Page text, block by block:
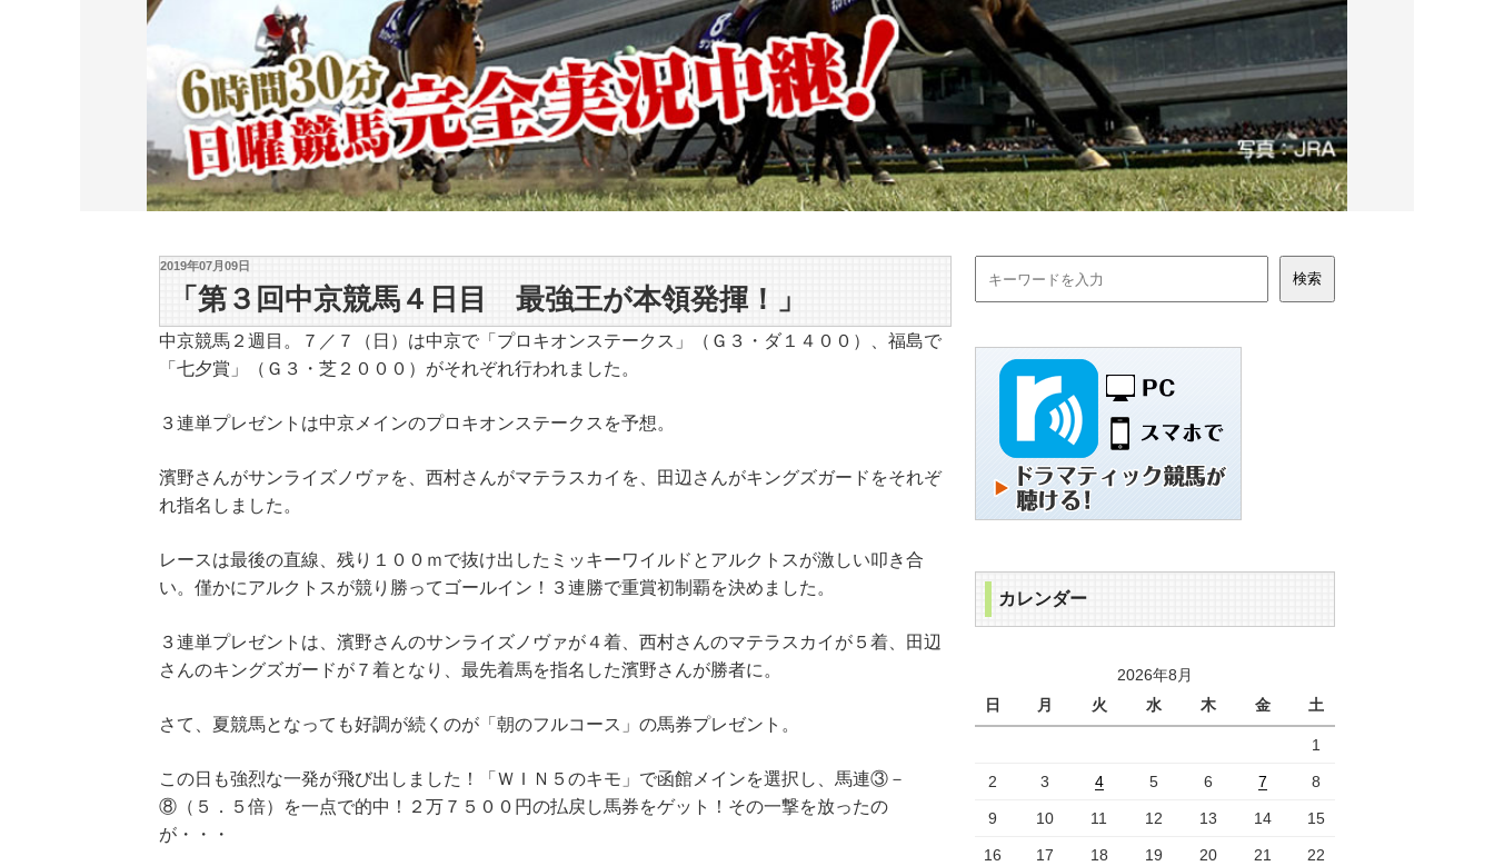
2019年07月09日
「第３回中京競馬４日目 最強王が本領発揮！」
中京競馬２週目。７／７（日）は中京で「プロキオンステークス」（Ｇ３・ダ１４００）、福島で
「七夕賞」（Ｇ３・芝２０００）がそれぞれ行われました。
３連単プレゼントは中京メインのプロキオンステークスを予想。
濱野さんがサンライズノヴァを、西村さんがマテラスカイを、田辺さんがキングズガードをそれぞ
れ指名しました。
レースは最後の直線、残り１００ｍで抜け出したミッキーワイルドとアルクトスが激しい叩き合
い。僅かにアルクトスが競り勝ってゴールイン！３連勝で重賞初制覇を決めました。
３連単プレゼントは、濱野さんのサンライズノヴァが４着、西村さんのマテラスカイが５着、田辺
さんのキングズガードが７着となり、最先着馬を指名した濱野さんが勝者に。
さて、夏競馬となっても好調が続くのが「朝のフルコース」の馬券プレゼント。
この日も強烈な一発が飛び出しました！「ＷＩＮ５のキモ」で函館メインを選択し、馬連③－
⑧（５．５倍）を一点で的中！２万７５００円の払戻し馬券をゲット！その一撃を放ったの
が・・・
カレンダー
2026年8月
日
月 火 水 木 金 土
1
2 3 4 5 6 7 8
9 10 11 12 13 14 15
16 17 18 19 20 21 22